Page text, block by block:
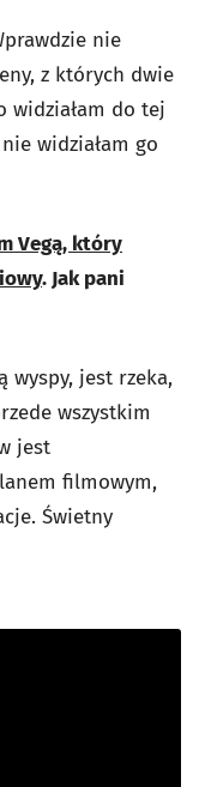
nie
z których dwie
widziałam do tej
widziałam go
Vegą, który
. Jak pani
wyspy, jest rzeka,
wszystkim
jest
filmowym,
Świetny